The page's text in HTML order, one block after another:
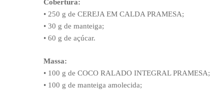
Cobertura:
• 250 g de CEREJA EM CALDA PRAMESA;
• 30 g de manteiga;
• 60 g de açúcar.
Massa:
• 100 g de COCO RALADO INTEGRAL PRAMESA;
• 100 g de manteiga amolecida;